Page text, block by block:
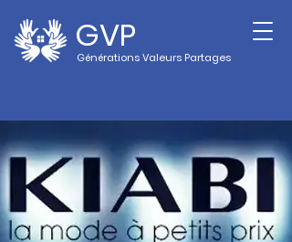
Générations Valeurs Partages
GVP